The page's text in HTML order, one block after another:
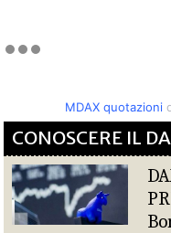
MDAX quotazioni
CONOSCERE IL